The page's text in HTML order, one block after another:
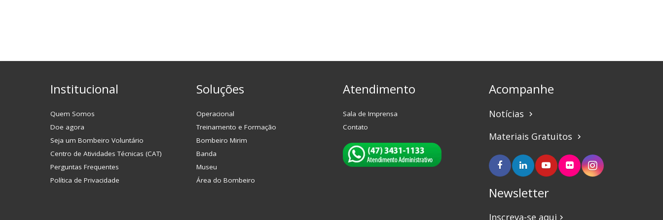
Institucional
Quem Somos
Doe agora
Seja um Bombeiro Voluntário
Centro de Atividades Técnicas (CAT)
Perguntas Frequentes
Política de Privacidade
Soluções
Operacional
Treinamento e Formação
Bombeiro Mirim
Banda
Museu
Área do Bombeiro
Atendimento
Sala de Imprensa
Contato
Acompanhe
Notícias keyboard_arrow_right
Materiais Gratuitos keyboard_arrow_right
Newsletter
Inscreva-se aqui keyboard_arrow_right